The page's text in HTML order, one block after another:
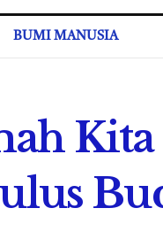
BUMI MANUSIA